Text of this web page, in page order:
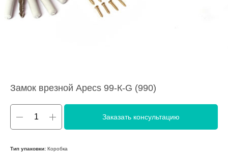
Замок врезной Apecs 99-К-G (990)
Заказать консультацию
Тип упаковки: Коробка